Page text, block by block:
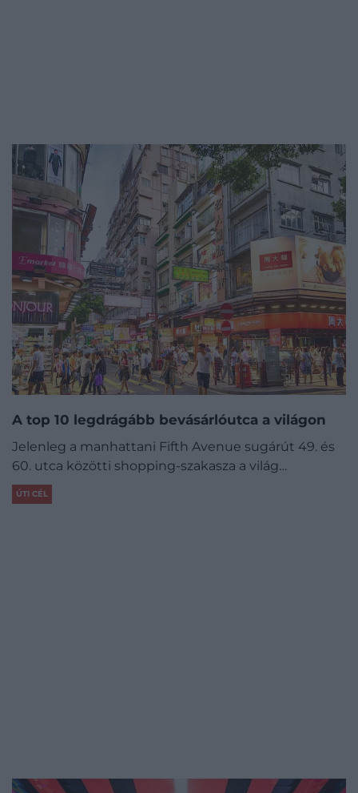
A top 10 legdrágább bevásárlóutca a világon
Jelenleg a manhattani Fifth Avenue sugárút 49. és
60. utca közötti shopping-szakasza a világ…
ÚTI CÉL